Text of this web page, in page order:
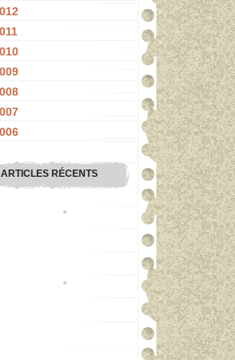
ARTICLES RÉCENTS